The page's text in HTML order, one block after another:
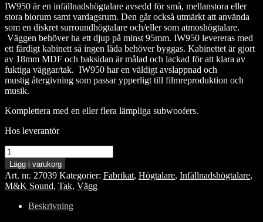
IW950 är en infällnadshögtalare avsedd för små, mellanstora eller
stora biorum samt vardagsrum. Den går också utmärkt att använda
som en diskret surroundhögtalare och/eller som atmoshögtalare.
Väggen behöver ha ett djup på minst 95mm. IW950 levereras med
ett färdigt kabinett så ingen låda behöver byggas. Kabinettet är gjort
av 18mm MDF och baksidan är målad och lackad för att klara av
fuktiga väggar/tak. IW950 har en väldigt avslappnad och
mustig återgivning som passar ypperligt till filmreproduktion och
musik.
Komplettera med en eller flera lämpliga subwoofers.
Hos leverantör
M&K
Sound
IW950
mängd
Lägg i varukorg
Art. nr. 27039 Kategorier: Fabrikat, Högtalare, Infällnadshögtalare,
M&K Sound, Tak, Vägg
Beskrivning